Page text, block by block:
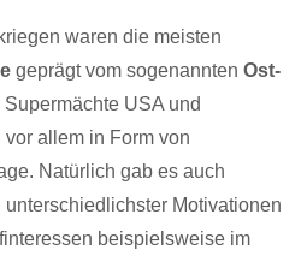
waren die meisten
geprägt vom sogenannten Ost-
USA und
allem in Form von
Natürlich gab es auch
Motivationen
beispielsweise im